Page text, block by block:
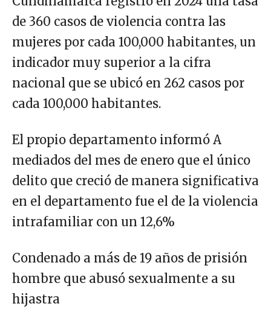
de 360 casos de violencia contra las
mujeres por cada 100,000 habitantes, un
indicador muy superior a la cifra
nacional que se ubicó en 262 casos por
cada 100,000 habitantes.
El propio departamento informó A
mediados del mes de enero que el único
delito que creció de manera significativa
en el departamento fue el de la violencia
intrafamiliar con un 12,6%
Condenado a más de 19 años de prisión
hombre que abusó sexualmente a su
hijastra